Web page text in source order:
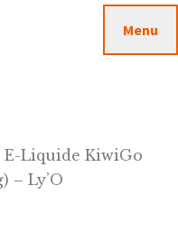
Menu
E-Liquide KiwiGo
– Ly’O